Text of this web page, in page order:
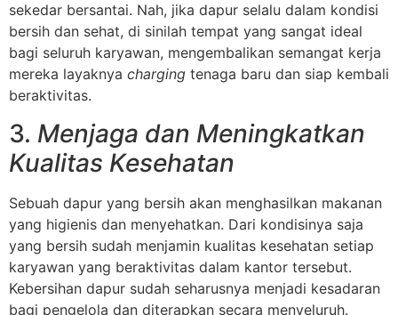
sekedar bersantai. Nah, jika dapur selalu dalam kondisi
bersih dan sehat, di sinilah tempat yang sangat ideal
bagi seluruh karyawan, mengembalikan semangat kerja
mereka layaknya charging tenaga baru dan siap kembali
beraktivitas.
3. Menjaga dan Meningkatkan
Kualitas Kesehatan
Sebuah dapur yang bersih akan menghasilkan makanan
yang higienis dan menyehatkan. Dari kondisinya saja
yang bersih sudah menjamin kualitas kesehatan setiap
karyawan yang beraktivitas dalam kantor tersebut.
Kebersihan dapur sudah seharusnya menjadi kesadaran
bagi pengelola dan diterapkan secara menyeluruh.